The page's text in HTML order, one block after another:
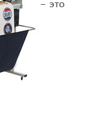
– это